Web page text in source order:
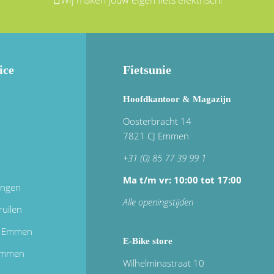
Fietsunie
Hoofdkantoor & Magazijn
Oosterbracht 14
7821 CJ Emmen
+31 (0) 85 77 39 99 1
Ma t/m vr: 10:00 tot 17:00
Alle openingstijden
E-Bike store
Wilhelminastraat 10